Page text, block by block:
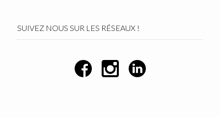
SUIVEZ NOUS SUR LES RÉSEAUX !